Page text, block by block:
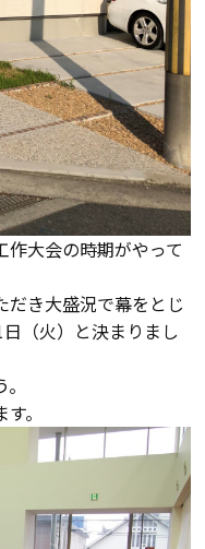
大会の時期がやって
だき大盛況で幕をとじ
（火）と決まりまし
。